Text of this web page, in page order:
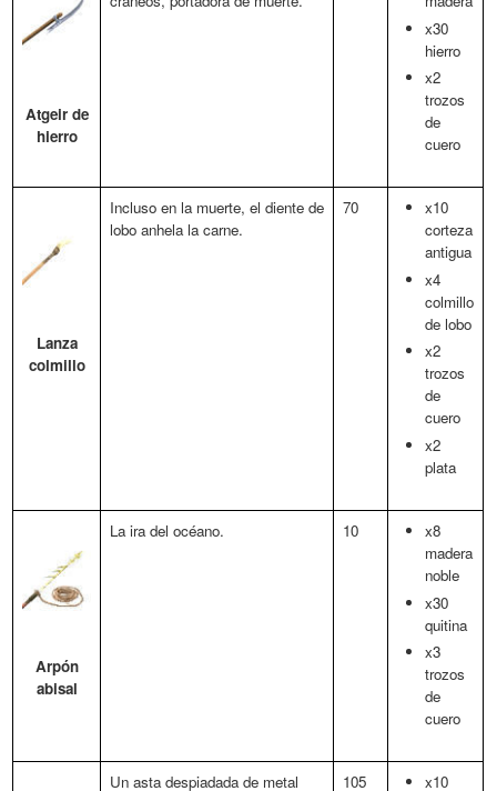
Atgeir de
hierro
x30
hierro
x2
trozos
de
cuero
Lanza
colmillo
Incluso en la muerte, el diente de
lobo anhela la carne.
70
x10
corteza
antigua
x4
colmillo
de lobo
x2
trozos
de
cuero
x2
plata
Arpón
abisal
La ira del océano. 10
x8
madera
noble
x30
quitina
x3
trozos
de
cuero
Un asta despiadada de metal
105
x10